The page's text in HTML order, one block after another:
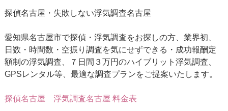
探偵名古屋・失敗しない浮気調査名古屋
愛知県名古屋市で探偵・浮気調査をお探しの方、業界初、
日数・時間数・空振り調査を気にせずできる・成功報酬定
額制の浮気調査、７日間３万円のハイブリット浮気調査、
GPSレンタル等、最適な調査プランをご提案いたします。
探偵名古屋 浮気調査名古屋 料金表